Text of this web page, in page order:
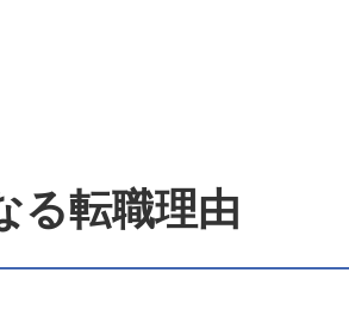
る転職理由